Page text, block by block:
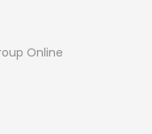
Online